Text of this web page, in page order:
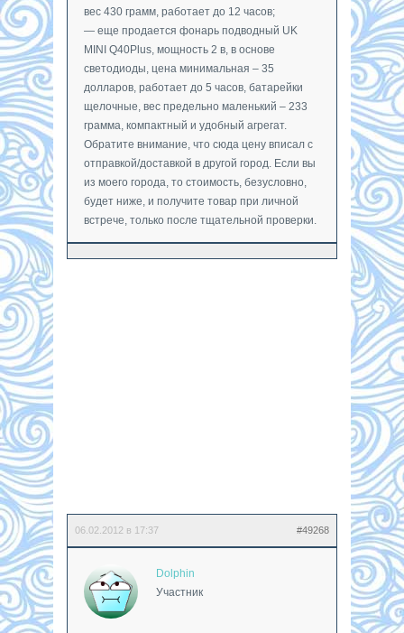
вес 430 грамм, работает до 12 часов;
— еще продается фонарь подводный UK
MINI Q40Plus, мощность 2 в, в основе
светодиоды, цена минимальная – 35
долларов, работает до 5 часов, батарейки
щелочные, вес предельно маленький – 233
грамма, компактный и удобный агрегат.
Обратите внимание, что сюда цену вписал с
отправкой/доставкой в другой город. Если вы
из моего города, то стоимость, безусловно,
будет ниже, и получите товар при личной
встрече, только после тщательной проверки.
06.02.2012 в 17:37 #49268
Dolphin
Участник